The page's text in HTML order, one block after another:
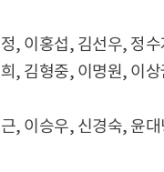
, 이홍섭, 김선우, 정
, 김형중, 이명원, 이
, 이승우, 신경숙, 윤